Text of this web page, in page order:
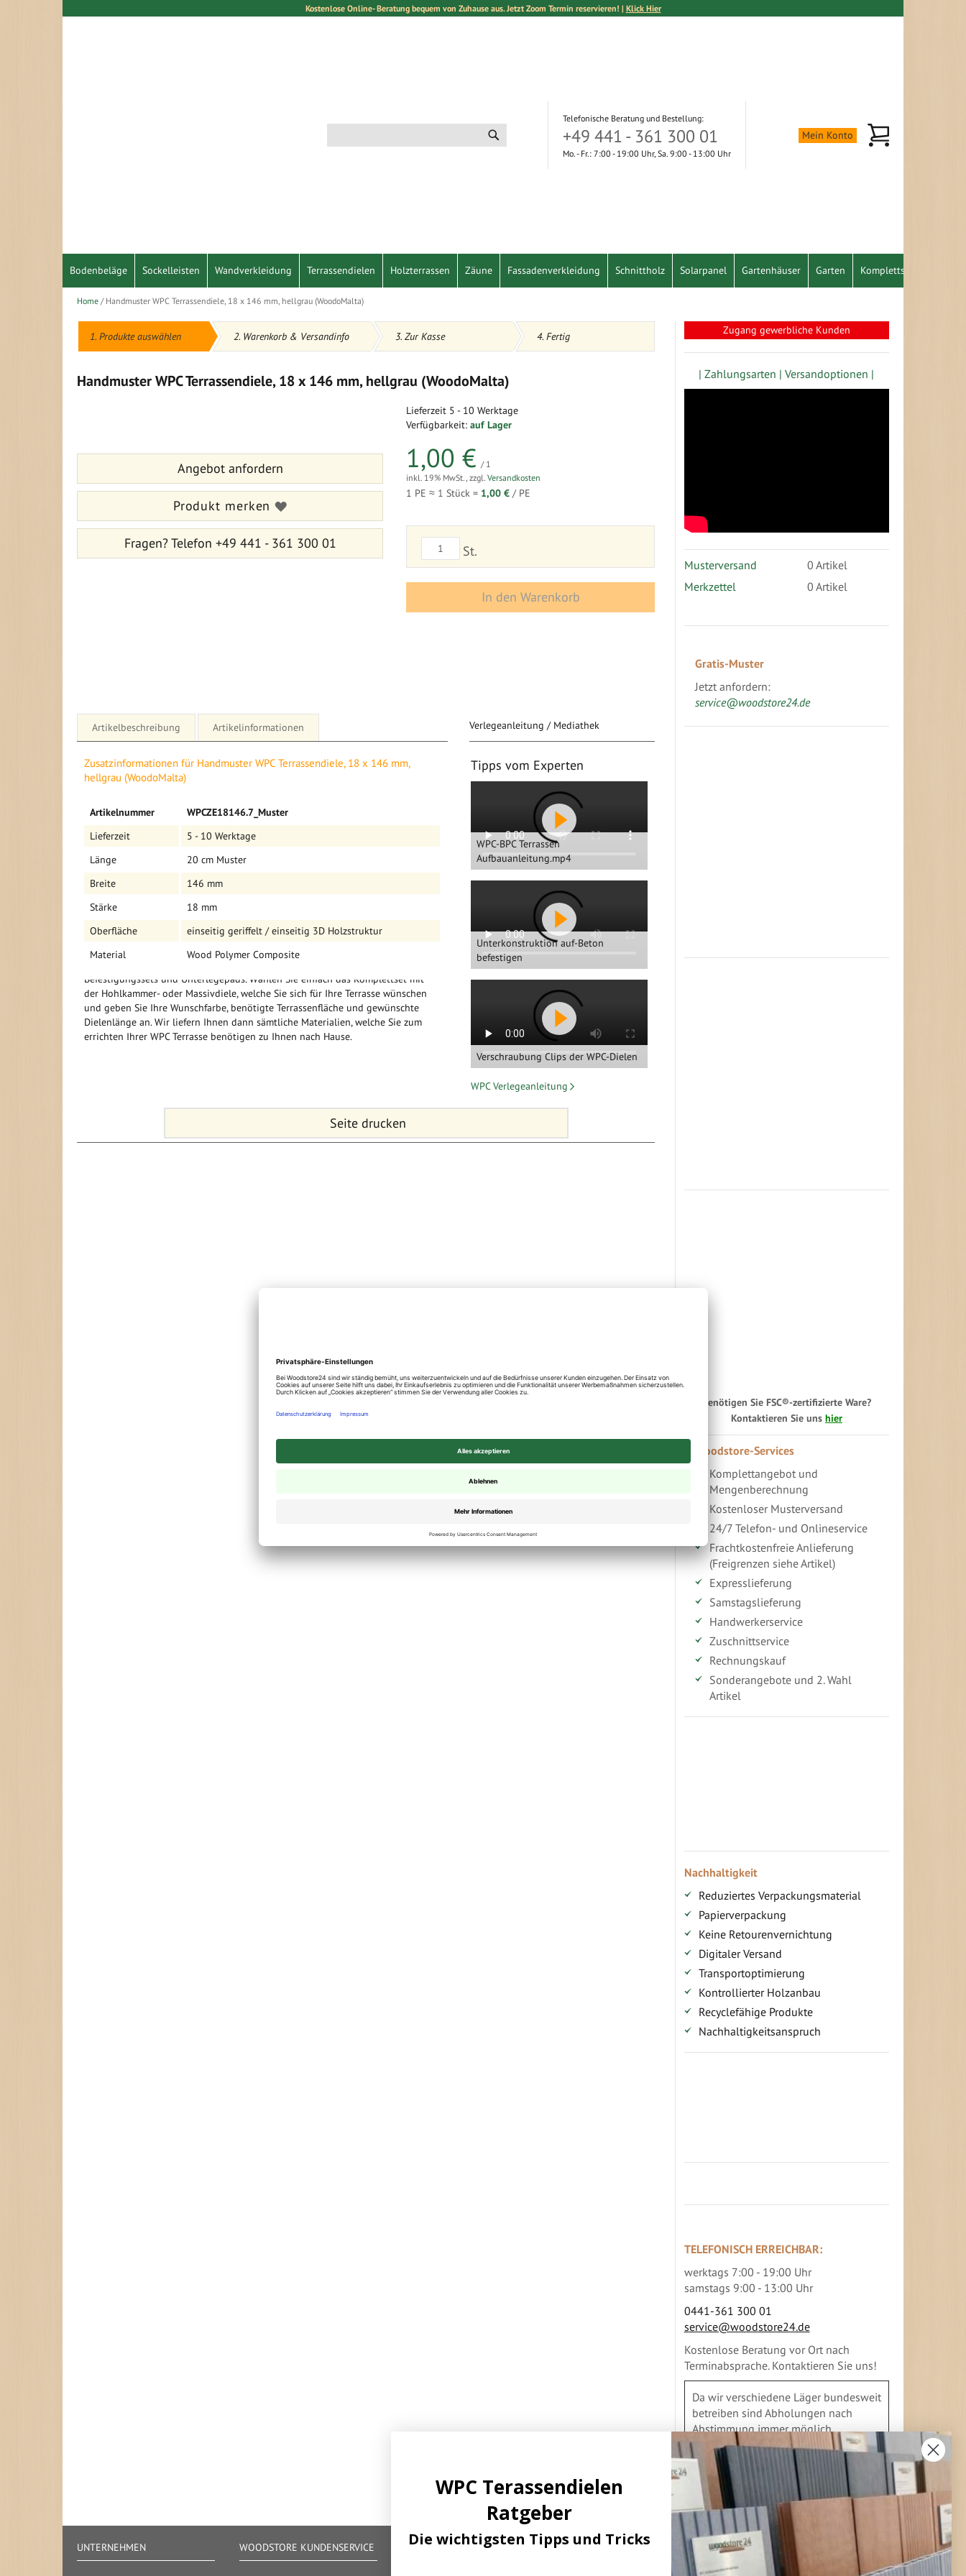
Kostenlose Online- Beratung bequem von Zuhause aus. Jetzt Zoom Termin reservieren! | Klick Hier
Suche
Telefonische Beratung und Bestellung:
+49 441 - 361 300 01
Mo. - Fr.: 7:00 - 19:00 Uhr, Sa. 9:00 - 13:00 Uhr
Mein Konto Mein Warenkorb
Bodenbeläge Sockelleisten Wandverkleidung Terrassendielen Holzterrassen Zäune Fassadenverkleidung Schnittholz Solarpanel Gartenhäuser Garten Komplettset
Home Handmuster WPC Terrassendiele, 18 x 146 mm, hellgrau (WoodoMalta)
1. Produkte auswählen 2. Warenkorb & Versandinfo 3. Zur Kasse 4. Fertig
Handmuster WPC Terrassendiele, 18 x 146 mm, hellgrau (WoodoMalta)
Lieferzeit 5 - 10 Werktage
Verfügbarkeit: auf Lager
1,00 € / 1
inkl. 19% MwSt.,zzgl.Versandkosten
1 PE ≈ 1 Stück = 1,00 € / PE
St.
In den Warenkorb
Bildergalerie
Bildergalerie
Angebot anfordern
Produkt merken
Fragen?Telefon +49 441 - 361 300 01
Artikelbeschreibung
Details für Handmuster WPC Terrassendiele, 18 x 146 mm, hellgrau
(WoodoMalta)
Hiermit erhalten Sie ein Handmuster in der Länge von ca. 20 cm.
Farbe: hellgrau
Oberfläche: einseitig geriffelt / einseitig 3D Holzstruktur
Wir machen Ihnen gerne ein individuelles Angebot für Ihre Terrasse –
WPC Dielen Komplettsets
Unsere WPC Dielen Komplettset bestehen aus der WPC Diele, der
Unterkonstruktion, den benötigten Klipsen, sowie Sicherheitsband,
Befestigungssets und Unterlegepads. Wählen Sie einfach das Komplettset mit
der Hohlkammer- oder Massivdiele, welche Sie sich für Ihre Terrasse wünschen
und geben Sie Ihre Wunschfarbe, benötigte Terrassenfläche und gewünschte
Dielenlänge an. Wir liefern Ihnen dann sämtliche Materialien, welche Sie zum
errichten Ihrer WPC Terrasse benötigen zu Ihnen nach Hause.
Artikelinformationen
Zusatzinformationen für Handmuster WPC Terrassendiele, 18 x 146 mm,
hellgrau (WoodoMalta)
Mehr
Informationen
Artikelnummer
WPCZE18146.7_Muster
Lieferzeit
5 - 10 Werktage
Länge
20 cm Muster
Breite
146 mm
Stärke
18 mm
Oberfläche
einseitig geriffelt / einseitig 3D Holzstruktur
Material
Wood Polymer Composite
Verlegeanleitung / Mediathek
Tipps vom Experten
WPC-BPC Terrassen
Aufbauanleitung.mp4
Unterkonstruktion auf-Beton
befestigen
Verschraubung Clips der WPC-Dielen
WPC Verlegeanleitung
Seite drucken
Zugang gewerbliche Kunden
| Zahlungsarten | Versandoptionen |
Musterversand 0 Artikel
Merkzettel
0 Artikel
Gratis-Muster
Jetzt anfordern:
service@woodstore24.de
Benötigen Sie FSC®-zertifizierte Ware?
Kontaktieren Sie uns hier
Woodstore-Services
Komplettangebot und
Mengenberechnung
Kostenloser Musterversand
24/7 Telefon- und Onlineservice
Frachtkostenfreie Anlieferung
(Freigrenzen siehe Artikel)
Expresslieferung
Samstagslieferung
Handwerkerservice
Zuschnittservice
Rechnungskauf
Sonderangebote und 2. Wahl
Artikel
Nachhaltigkeit
Reduziertes Verpackungsmaterial
Papierverpackung
Keine Retourenvernichtung
Digitaler Versand
Transportoptimierung
Kontrollierter Holzanbau
Recyclefähige Produkte
Nachhaltigkeitsanspruch
TELEFONISCH ERREICHBAR:
werktags 7:00 - 19:00 Uhr
samstags 9:00 - 13:00 Uhr
0441-361 300 01
service@woodstore24.de
Kostenlose Beratung vor Ort nach
Terminabsprache. Kontaktieren Sie uns!
Da wir verschiedene Läger bundesweit
betreiben sind Abholungen nach
Abstimmung immer möglich.
Vielleicht auch in Ihrer Nähe. Gerne
geben wir Ihnen Auskunft
UNTERNEHMEN WOODSTORE KUNDENSERVICE IHRE VORTEILE FLEXIBLE ZAHLUNG
WPC Terassendielen
Ratgeber
Die wichtigsten Tipps und Tricks